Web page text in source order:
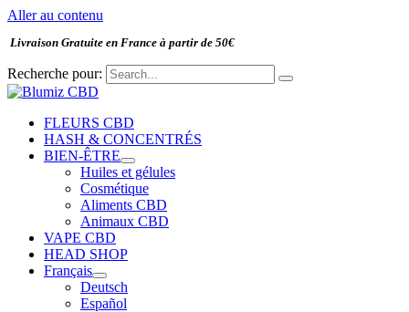
Aller au contenu
Livraison Gratuite en France à partir de 50€
Recherche pour:
FLEURS CBD
HASH & CONCENTRÉS
BIEN-ÊTRE
Huiles et gélules
Cosmétique
Aliments CBD
Animaux CBD
VAPE CBD
HEAD SHOP
Français
Deutsch
Español